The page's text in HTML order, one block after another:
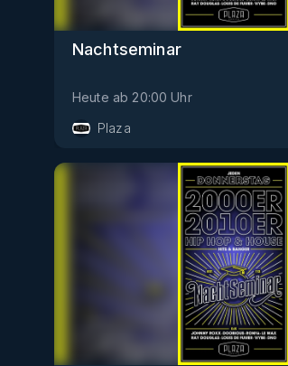
Nachtseminar
Heute ab 20:00 Uhr
Plaza